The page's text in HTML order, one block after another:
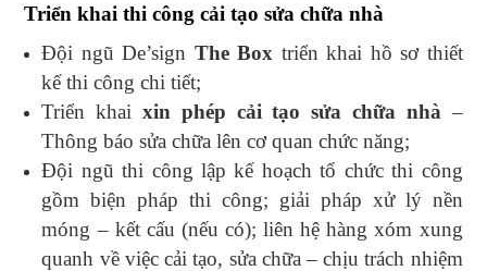
Triển khai thi công cải tạo sửa chữa nhà
Đội ngũ De’sign The Box triển khai hồ sơ thiết
kế thi công chi tiết;
Triển khaixin phép cải tạo sửa chữa nhà–
Thông báo sửa chữa lên cơ quan chức năng;
Đội ngũ thi công lập kế hoạch tổ chức thi công
gồm biện pháp thi công; giải pháp xử lý nền
móng – kết cấu (nếu có); liên hệ hàng xóm xung
quanh về việc cải tạo, sửa chữa – chịu trách nhiệm